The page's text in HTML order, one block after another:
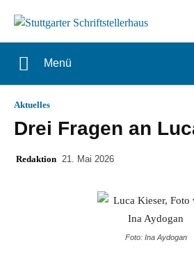
Menü
Aktuelles
Drei Fragen an
Redaktion 21. Mai 2026
Foto: Ina Aydogan